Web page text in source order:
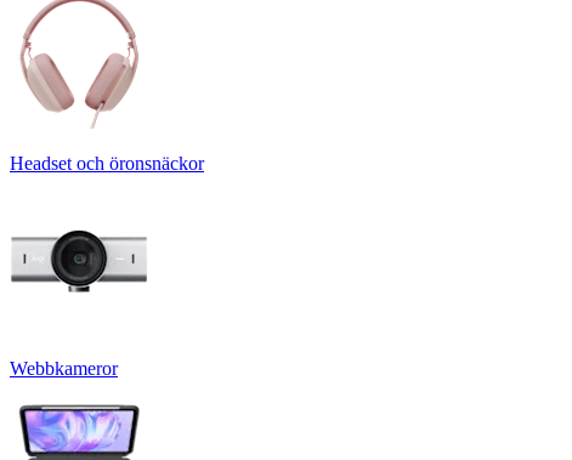
Headset och öronsnäckor
Webbkameror